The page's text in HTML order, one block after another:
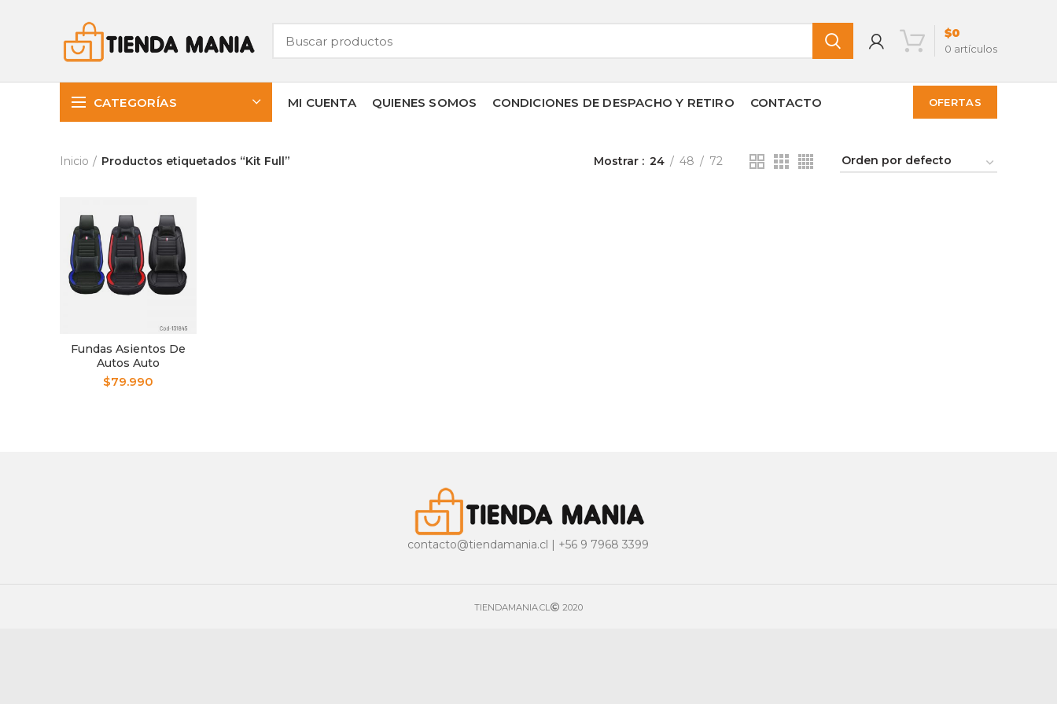
0 artículos
$0
CATEGORÍAS MI CUENTA QUIENES SOMOS CONDICIONES DE DESPACHO Y RETIRO CONTACTO OFERTAS
Inicio Productos etiquetados “Kit Full” Mostrar 24 48 72
Fundas Asientos De
Autos Auto
Premium. Kit Full
Almuadilla
$79.990
contacto@tiendamania.cl | +56 9 7968 3399
TIENDAMANIA.CL 2020